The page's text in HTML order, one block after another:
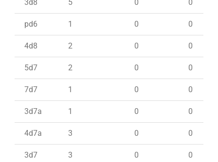
3d8 5 0 0
pd6 1 0 0
4d8 2 0 0
5d7 2 0 0
7d7 1 0 0
3d7a 1 0 0
4d7a 3 0 0
3d7 3 0 0